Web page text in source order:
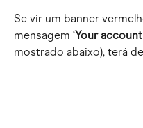
Se vir um banner
mensagem ‘Your
mostrado abaixo), terá